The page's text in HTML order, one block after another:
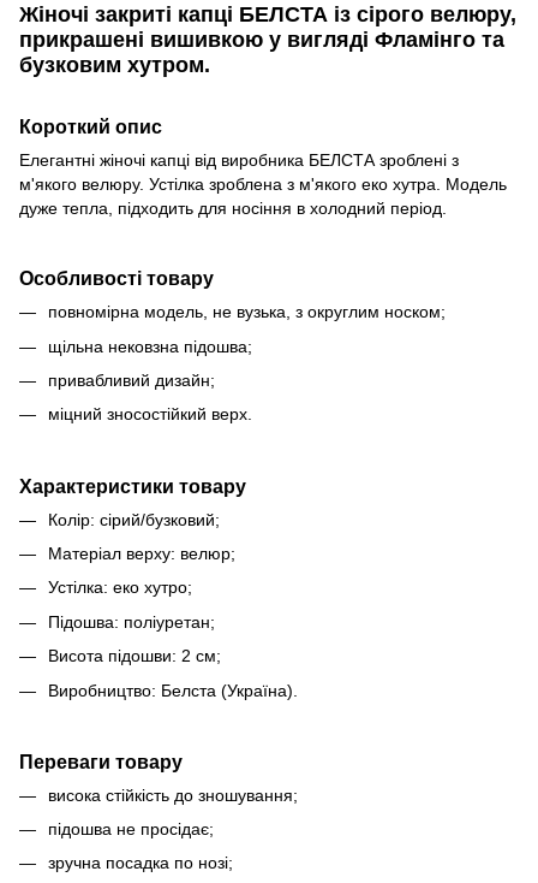
Жіночі закриті капці БЕЛСТА із сірого велюру,
прикрашені вишивкою у вигляді Фламінго та
бузковим хутром.
Короткий опис
Елегантні жіночі капці від виробника БЕЛСТА зроблені з
м'якого велюру. Устілка зроблена з м'якого еко хутра. Модель
дуже тепла, підходить для носіння в холодний період.
Особливості товару
повномірна модель, не вузька, з округлим носком;
щільна нековзна підошва;
привабливий дизайн;
міцний зносостійкий верх.
Характеристики товару
Колір: сірий/бузковий;
Матеріал верху: велюр;
Устілка: еко хутро;
Підошва: поліуретан;
Висота підошви: 2 см;
Виробництво: Белста (Україна).
Переваги товару
висока стійкість до зношування;
підошва не просідає;
зручна посадка по нозі;